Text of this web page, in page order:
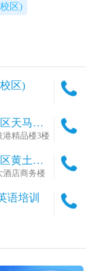
区)
区)
天马校
港精品楼3楼
黄土岭
酒店商务楼
语培训